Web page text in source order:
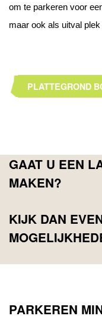
om te parkeren voor
maar ook als uitval
PLATTEGROND
GAAT U EEN
MAKEN?
KIJK DAN
PARKEREN